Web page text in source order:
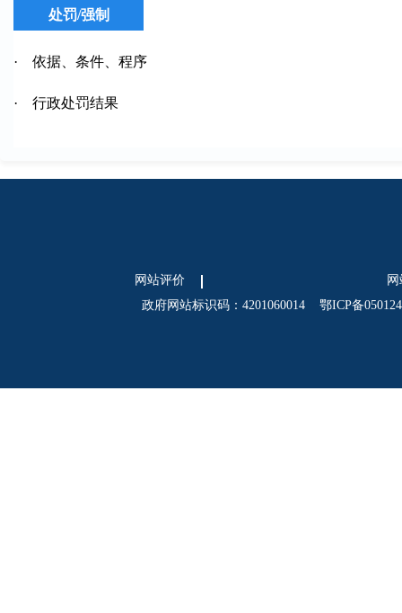
处罚/强制
· 依据、条件、程序
· 行政处罚结果
网站评价
政府网站标识码：4201060014 鄂ICP备